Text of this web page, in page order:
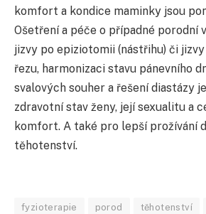
komfort a kondice maminky jsou
Ošetření a péče o případné porodní
jizvy po epiziotomii (nástřihu) či
řezu, harmonizaci stavu pánevního
svalových souher a řešení diastázy
zdravotní stav ženy, její sexualitu a
komfort. A také pro lepší prožívání
těhotenství.
fyzioterapie porod těhotenství